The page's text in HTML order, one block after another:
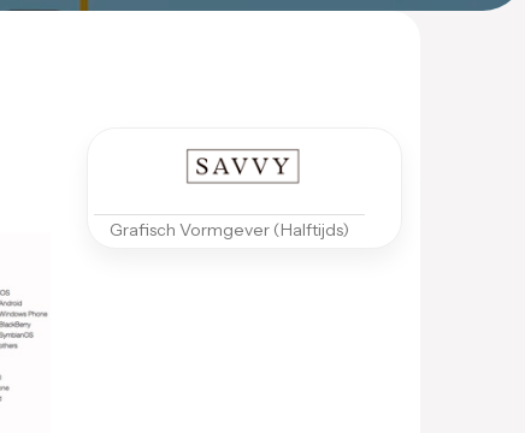
Grafisch Vormgever (Halftijds)